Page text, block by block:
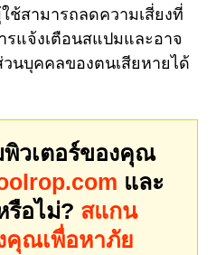
ช้สามารถลดความเสี่ยงที่
รแจ้งเตือนสแปมและอาจ
นบุคคลของตนเสียหายได้
วเตอร์ของคุณ
และ
อไม่? สแกน
คุณเพื่อหาภัย